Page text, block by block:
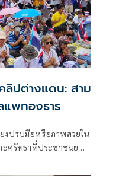
ปต่างแดน: สาม
แพทองธาร
ยงปรบมือหรือภาพสวยใน
ศรัทธาที่ประชาชนยอม